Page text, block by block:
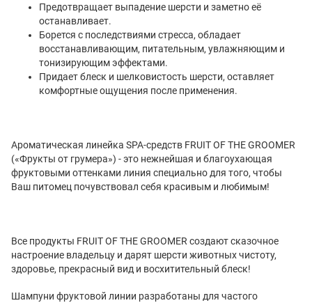
Предотвращает выпадение шерсти и заметно её
останавливает.
Борется с последствиями стресса, обладает
восстанавливающим, питательным, увлажняющим и
тонизирующим эффектами.
Придает блеск и шелковистость шерсти, оставляет
комфортные ощущения после применения.
Ароматическая линейка SPA-средств FRUITOFTHEGROOMER
(«Фрукты от грумера») - это нежнейшая и благоухающая
фруктовыми оттенками линия специально для того, чтобы
Ваш питомец почувствовал себя красивым и любимым!
Все продукты FRUITOFTHEGROOMER создают сказочное
настроение владельцу и дарят шерсти животных чистоту,
здоровье, прекрасный вид и восхитительный блеск!
Шампуни фруктовой линии разработаны для частого